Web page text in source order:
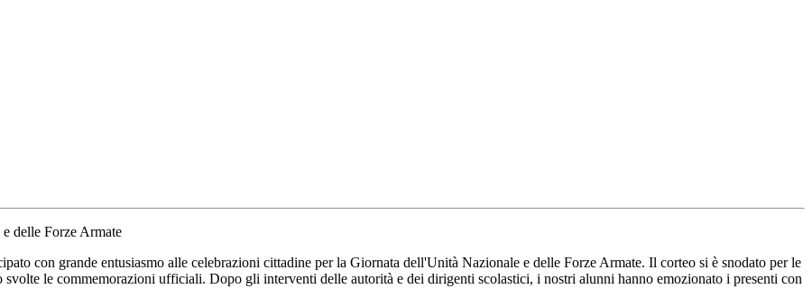
delle Forze Armate
con grande entusiasmo alle celebrazioni cittadine per la Giornata dell'Unità Nazionale e delle Forze Armate. Il corteo si è snodato per le
le commemorazioni ufficiali. Dopo gli interventi delle autorità e dei dirigenti scolastici, i nostri alunni hanno emozionato i presenti con